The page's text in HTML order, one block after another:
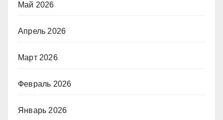
Май 2026
Апрель 2026
Март 2026
Февраль 2026
Январь 2026